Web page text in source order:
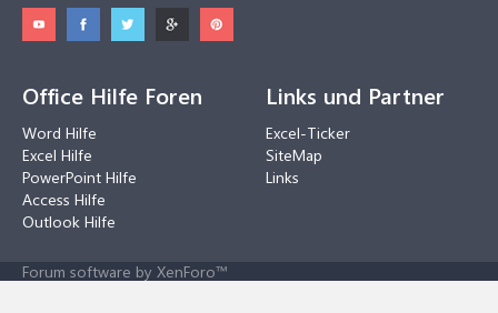
Office Hilfe Foren
Word Hilfe
Excel Hilfe
PowerPoint Hilfe
Access Hilfe
Outlook Hilfe
Links und Partner
Excel-Ticker
SiteMap
Links
Forum software by XenForo™